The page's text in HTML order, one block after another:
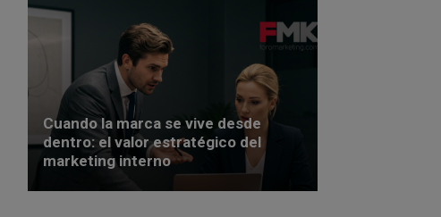
Cuando la marca se vive desde
dentro: el valor estratégico del
marketing interno